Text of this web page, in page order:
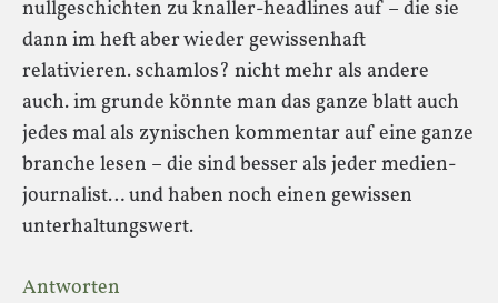
nullgeschichten zu knaller-headlines auf – die sie
dann im heft aber wieder gewissenhaft
relativieren. schamlos? nicht mehr als andere
auch. im grunde könnte man das ganze blatt auch
jedes mal als zynischen kommentar auf eine ganze
branche lesen – die sind besser als jeder medien-
journalist… und haben noch einen gewissen
unterhaltungswert.
Antworten